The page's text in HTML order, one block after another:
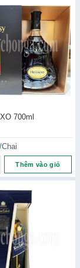
700ml
/Chai
XO 700ml số lượng
Thêm vào giỏ